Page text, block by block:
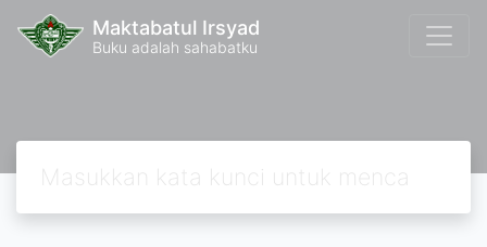
Maktabatul Irsyad
Buku adalah sahabatku